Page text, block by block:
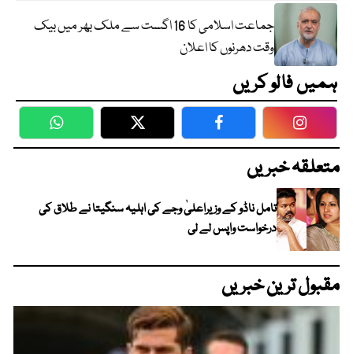
جماعت اسلامی کا 16 اگست سے ملک بھر میں بیک
وقت دھرنوں کا اعلان
ہمیں فالو کریں
WhatsApp Twitter Facebook
متعلقہ خبریں
تامل ناڈو کے وزیراعلیٰ وجے کی اہلیہ سنگیتا نے طلاق کی
درخواست واپس لے لی
مقبول ترین خبریں